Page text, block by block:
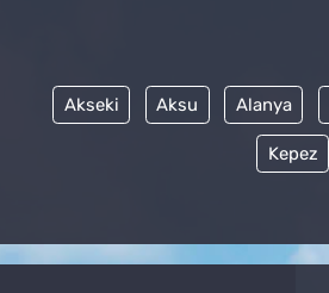
Akseki Aksu Alanya
Kepez